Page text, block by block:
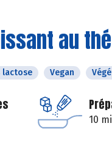
au
lactose Vegan
10